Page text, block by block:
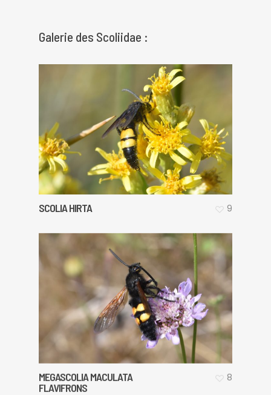
Galerie des Scoliidae :
SCOLIA HIRTA 9
MEGASCOLIA MACULATA
FLAVIFRONS
8